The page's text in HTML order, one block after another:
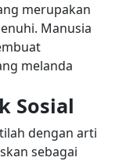
merupakan
Manusia
melanda
Sosial
dengan arti
sebagai